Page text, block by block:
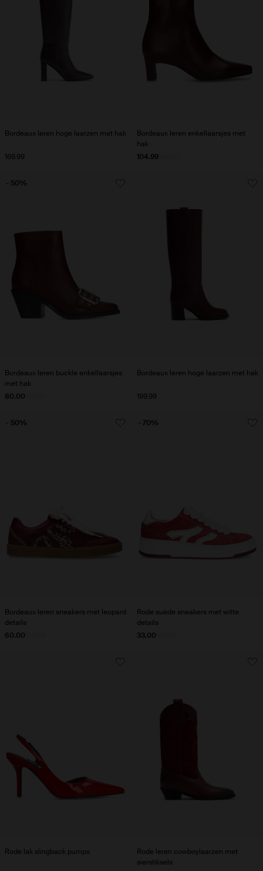
Bordeaux leren hoge laarzen met hak
169.99
Bordeaux leren enkellaarsjes met
hak
104.99
Bordeaux leren buckle enkellaarsjes
met hak
80.00
- 50%
Bordeaux leren hoge laarzen met hak
199.99
Bordeaux leren sneakers met leopard
details
60.00
- 50%
Rode suède sneakers met witte
details
33.00
- 70%
Rode lak slingback pumps
Rode leren cowboylaarzen met
sierstiksels